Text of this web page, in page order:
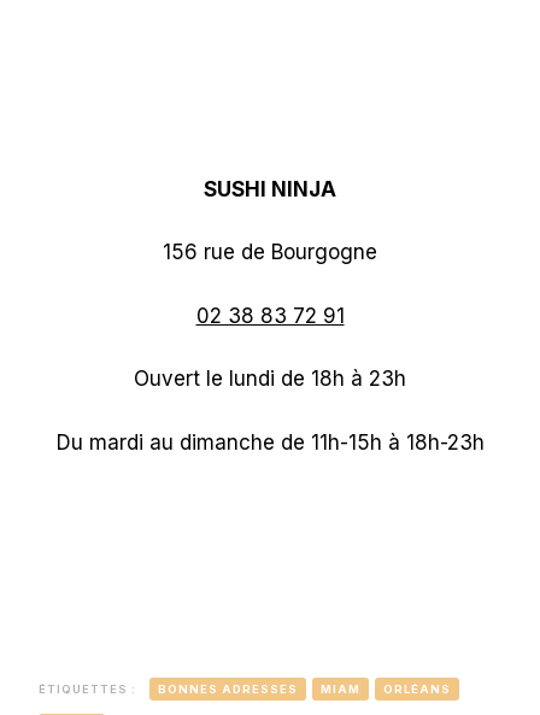
SUSHI NINJA
156 rue de Bourgogne
02 38 83 72 91
Ouvert le lundi de 18h à 23h
Du mardi au dimanche de 11h-15h à 18h-23h
ÉTIQUETTES : BONNES ADRESSES MIAM ORLÉANS